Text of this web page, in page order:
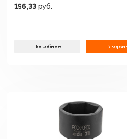
196,33 руб.
Подробнее В